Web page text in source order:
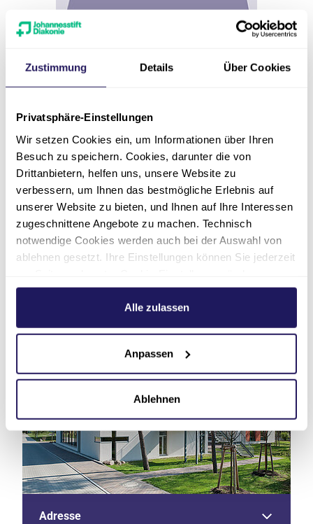
Zustimmung Details Über Cookies
Privatsphäre-Einstellungen
Wir setzen Cookies ein, um Informationen über Ihren
Besuch zu speichern. Cookies, darunter die von
Drittanbietern, helfen uns, unsere Website zu
verbessern, um Ihnen das bestmögliche Erlebnis auf
unserer Website zu bieten, und Ihnen auf Ihre Interessen
zugeschnittene Angebote zu machen. Technisch
notwendige Cookies werden auch bei der Auswahl von
ablehnen gesetzt. Ihre Einstellungen können Sie jederzeit
Weitere Informationen hierzu finden Sie in unserer
.
Alle zulassen
Anpassen
Ablehnen
Qualitätsmanagement
Pflege & Wohnen Anna Maria
Gerhardt
030 3702-29313
sarah.hille(at)jsd.de
Kontakt
Adresse